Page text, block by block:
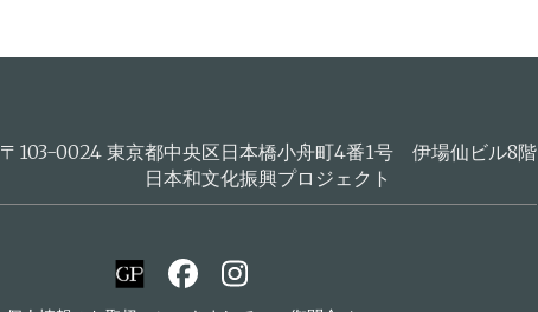
〒103-0024 東京都中央区日本橋小舟町4番1号 伊場仙ビル8階
日本和文化振興プロジェクト